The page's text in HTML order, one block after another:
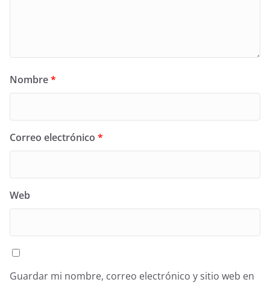
Nombre*
Correo electrónico *
Web
Guardar mi nombre, correo electrónico y sitio web en